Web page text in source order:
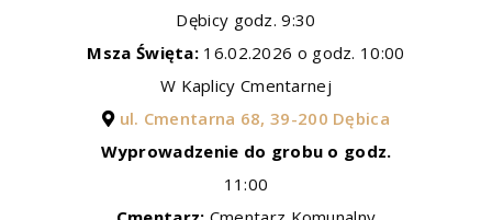
Dębicy godz. 9:30
Msza Święta: 16.02.2026 o godz. 10:00
W Kaplicy Cmentarnej
ul. Cmentarna 68, 39-200 Dębica
Wyprowadzenie do grobu o godz.
11:00